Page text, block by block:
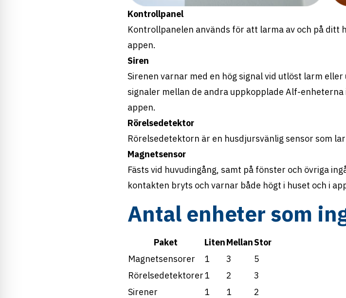
Kontrollpanel
Kontrollpanelen används för att larma av och på ditt
appen.
Siren
Sirenen varnar med en hög signal vid utlöst larm
signaler mellan de andra uppkopplade Alf-
appen.
Rörelsedetektor
Rörelsedetektorn är en husdjursvänlig sensor som
Magnetsensor
Fästs vid huvudingång, samt på fönster och övriga
kontakten bryts och varnar både högt i huset och i
Antal enheter som
Paket LitenMellanStor
Magnetsensorer
1 3
5
Rörelsedetektorer1 2
3
Sirener
1 1
2